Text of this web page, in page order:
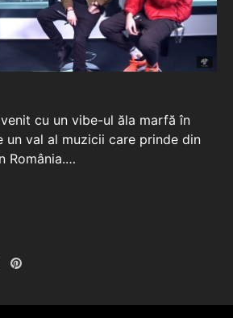
cu un vibe-ul ăla marfă în
un val al muzicii care prinde din
România.…